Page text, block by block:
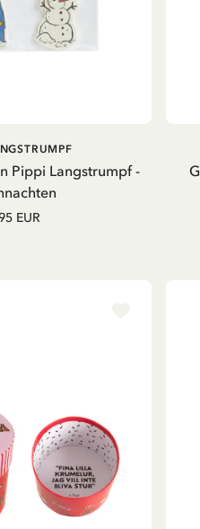
Pippi Langstrumpf -
EUR